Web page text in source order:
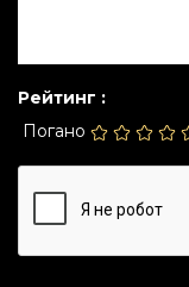
Рейтинг :
Погано